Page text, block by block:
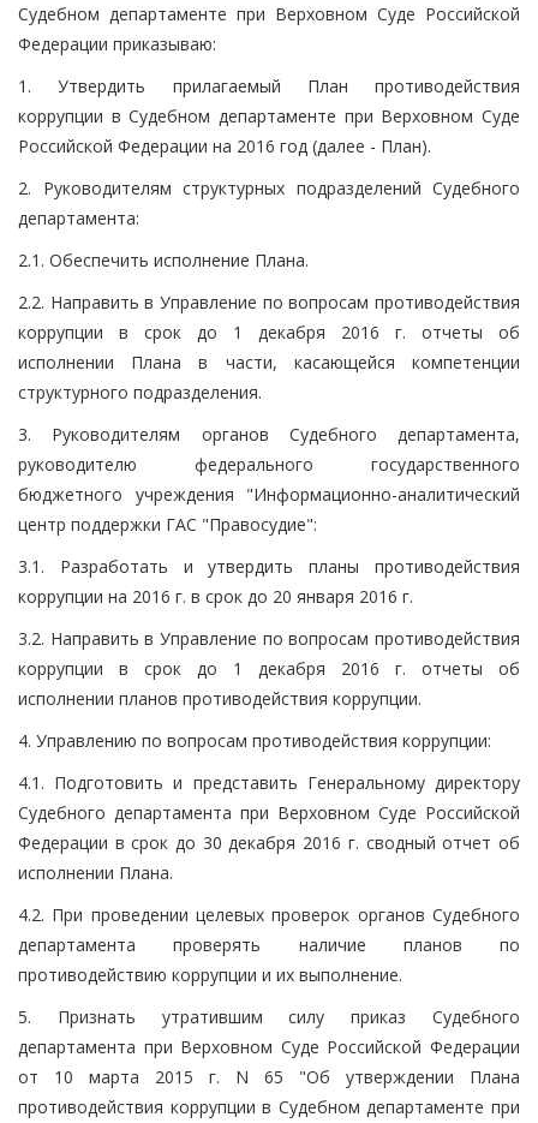
Судебном департаменте при Верховном Суде Российской
Федерации приказываю:
1. Утвердить прилагаемый План противодействия
коррупции в Судебном департаменте при Верховном Суде
Российской Федерации на 2016 год (далее - План).
2. Руководителям структурных подразделений Судебного
департамента:
2.1. Обеспечить исполнение Плана.
2.2. Направить в Управление по вопросам противодействия
коррупции в срок до 1 декабря 2016 г. отчеты об
исполнении Плана в части, касающейся компетенции
структурного подразделения.
3. Руководителям органов Судебного департамента,
руководителю федерального государственного
бюджетного учреждения "Информационно-аналитический
центр поддержки ГАС "Правосудие":
3.1. Разработать и утвердить планы противодействия
коррупции на 2016 г. в срок до 20 января 2016 г.
3.2. Направить в Управление по вопросам противодействия
коррупции в срок до 1 декабря 2016 г. отчеты об
исполнении планов противодействия коррупции.
4. Управлению по вопросам противодействия коррупции:
4.1. Подготовить и представить Генеральному директору
Судебного департамента при Верховном Суде Российской
Федерации в срок до 30 декабря 2016 г. сводный отчет об
исполнении Плана.
4.2. При проведении целевых проверок органов Судебного
департамента проверять наличие планов по
противодействию коррупции и их выполнение.
5. Признать утратившим силу приказ Судебного
департамента при Верховном Суде Российской Федерации
от 10 марта 2015 г. N 65 "Об утверждении Плана
противодействия коррупции в Судебном департаменте при